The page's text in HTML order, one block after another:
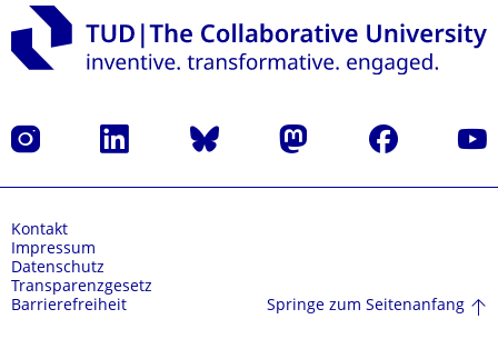
Instagram LinkedIn Bluesky Mastodon Facebook
Kontakt
Impressum
Datenschutz
Transparenzgesetz
Barrierefreiheit
Springe zum Seitenanfang